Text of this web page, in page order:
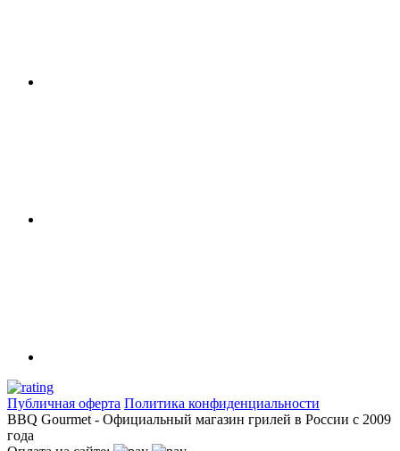
Публичная оферта Политика конфиденциальности
BBQ Gourmet - Официальный магазин грилей в России с 2009
года